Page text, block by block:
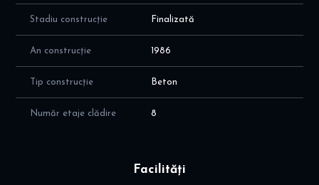
- granit pe hol; marmura de 2 cm grosime baie
- calorifere fonta si țevi cupru
- uși cu sticlă 1.000 EUR buc + ușa despărțitoare living 2.000
EUR + ușă balcon 1.500 EUR
- blocul a fost aprobat pentru reabilitare termica
Stadiu construcție Finalizată
An construcție 1986
Tip construcție Beton
Număr etaje clădire 8
Facilități